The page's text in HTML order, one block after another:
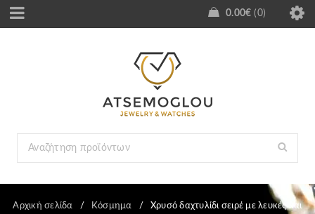
0.00€ 0
Αρχική σελίδα / Κόσμημα /
Χρυσό δαχτυλίδι σειρέ με λευκές και